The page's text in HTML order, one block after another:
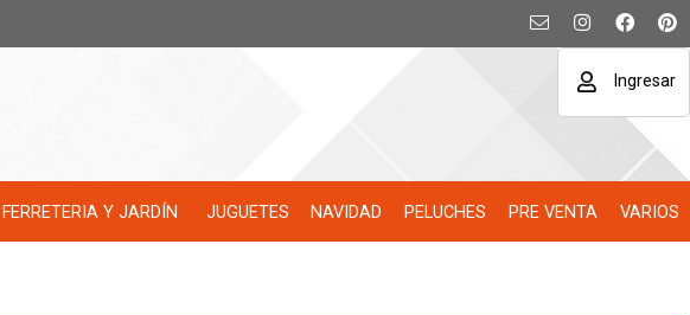
Ingresar
FERRETERIA Y JARDÍN JUGUETES NAVIDAD PELUCHES PRE VENTA VARIOS